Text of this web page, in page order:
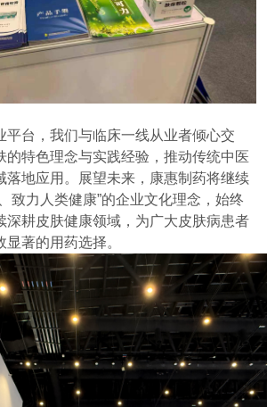
平台，我们与临床一线从业者倾心交
的特色理念与实践经验，推动传统中医
落地应用。展望未来，康惠制药将继续
致力人类健康”的企业文化理念，始终
深耕皮肤健康领域，为广大皮肤病患者
著的用药选择。